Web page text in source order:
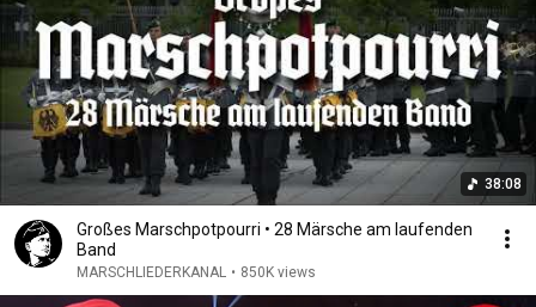
38:08
Großes Marschpotpourri • 28 Märsche am laufenden
Band
MARSCHLIEDERKANAL • 850K views